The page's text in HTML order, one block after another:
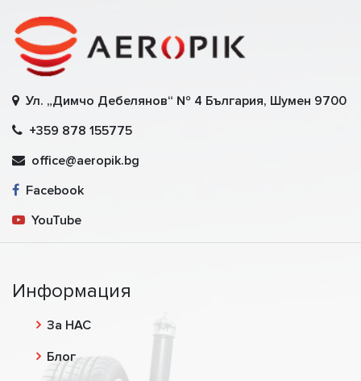
Ул. „Димчо Дебелянов“ № 4 България, Шумен 9700
+359 878 155775
office@aeropik.bg
Facebook
YouTube
Информация
За НАС
Блог